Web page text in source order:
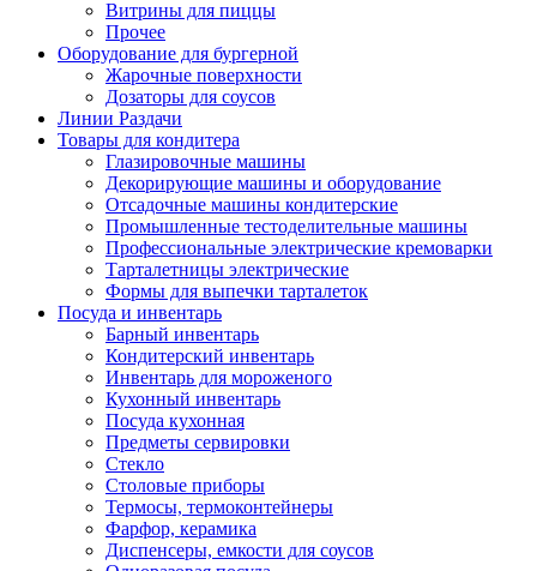
Витрины для пиццы
Прочее
Оборудование для бургерной
Жарочные поверхности
Дозаторы для соусов
Линии Раздачи
Товары для кондитера
Глазировочные машины
Декорирующие машины и оборудование
Отсадочные машины кондитерские
Промышленные тестоделительные машины
Профессиональные электрические кремоварки
Тарталетницы электрические
Формы для выпечки тарталеток
Посуда и инвентарь
Барный инвентарь
Кондитерский инвентарь
Инвентарь для мороженого
Кухонный инвентарь
Посуда кухонная
Предметы сервировки
Стекло
Столовые приборы
Термосы, термоконтейнеры
Фарфор, керамика
Диспенсеры, емкости для соусов